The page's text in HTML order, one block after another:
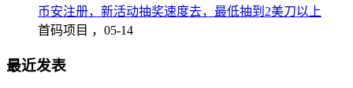
币安注册，新活动抽奖速度去，最低抽到2美刀以上
首码项目 ， 05-14
最近发表